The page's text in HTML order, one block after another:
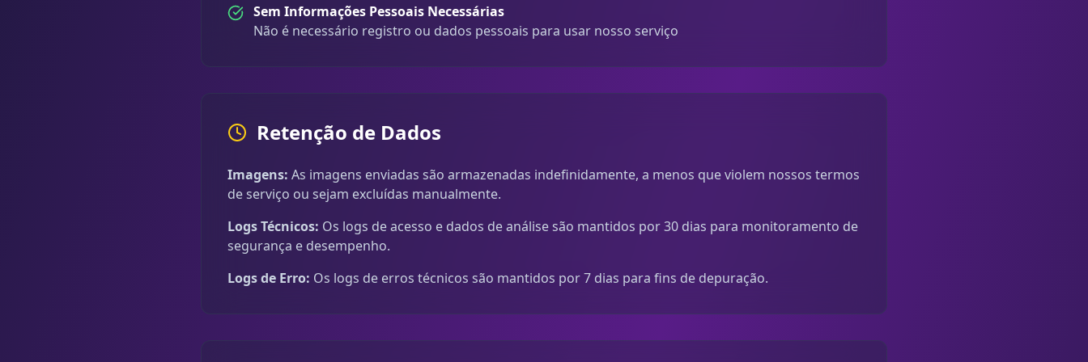
Sem Informações Pessoais Necessárias
Não é necessário registro ou dados pessoais para usar nosso serviço
Retenção de Dados
Imagens: As imagens enviadas são armazenadas indefinidamente, a menos que violem nossos termos
de serviço ou sejam excluídas manualmente.
Logs Técnicos: Os logs de acesso e dados de análise são mantidos por 30 dias para monitoramento de
segurança e desempenho.
Logs de Erro: Os logs de erros técnicos são mantidos por 7 dias para fins de depuração.